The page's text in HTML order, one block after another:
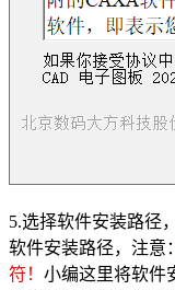
5.选择软件安装路径
软件安装路径，注意：
符！ 小编这里将软件